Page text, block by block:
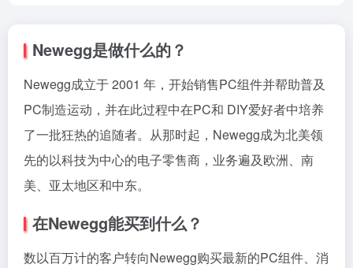
Newegg是做什么的？
Newegg成立于 2001 年，开始销售PC组件并帮助普及
PC制造运动，并在此过程中在PC和 DIY爱好者中培养
了一批狂热的追随者。从那时起，Newegg成为北美领
先的以科技为中心的电子零售商，业务遍及欧洲、南
美、亚太地区和中东。
在Newegg能买到什么？
数以百万计的客户转向Newegg购买最新的PC组件、消